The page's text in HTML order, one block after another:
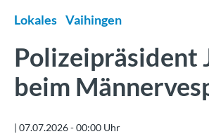
Lokales Vaihingen
Polizeipräsident
beim
| 07.07.2026 - 00:00 Uhr